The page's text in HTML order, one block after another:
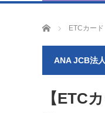
CARD EXPRESS
ETCカード
ANA JCB法
【ETC